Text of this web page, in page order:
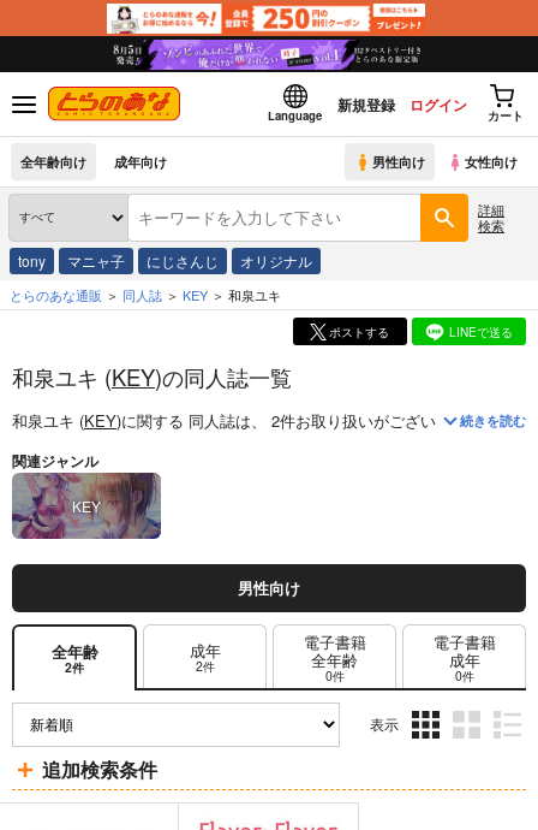
Language
新規登録 ログイン
カート
全年齢向け 成年向け 男性向け 女性向け
詳細
検索
tony マニャ子 にじさんじ オリジナル
とらのあな通販 同人誌 KEY 和泉ユキ
ポストする LINEで送る
和泉ユキ (KEY)の同人誌一覧
和泉ユキ (KEY)に関する 同人誌は、 2件お取り扱いがございます。「
続きを読む
関連ジャンル
KEY
男性向け
全年齢
2件
成年
2件
電子書籍
全年齢
0件
電子書籍
成年
0件
表示
ム
ム
ム
追加検索条件